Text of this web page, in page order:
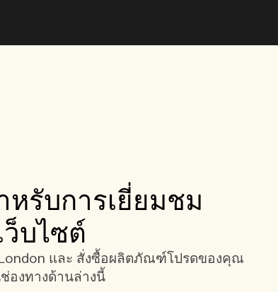
รับการเยี่ยมชม
ว็บไซต์
และ สั่งซื้อผลิตภัณฑ์โปรดของคุณ
องทางด้านล่างนี้